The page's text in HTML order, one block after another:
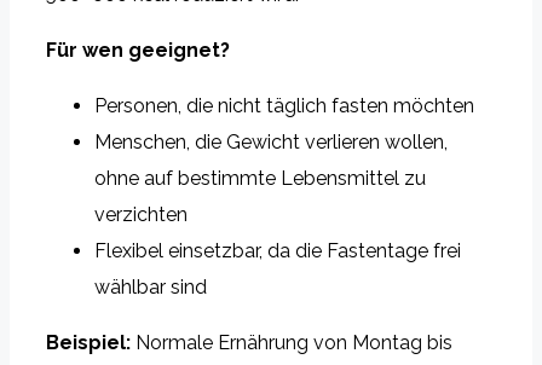
Für wen geeignet?
Personen, die nicht täglich fasten möchten
Menschen, die Gewicht verlieren wollen,
ohne auf bestimmte Lebensmittel zu
verzichten
Flexibel einsetzbar, da die Fastentage frei
wählbar sind
Beispiel: Normale Ernährung von Montag bis